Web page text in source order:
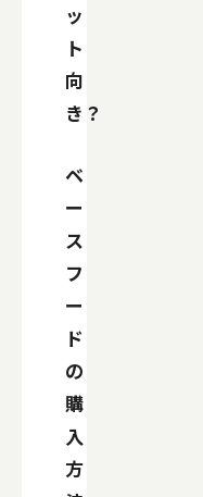
ッ
ト
向
き？
ベ
ー
ス
フ
ー
ド
の
購
入
方